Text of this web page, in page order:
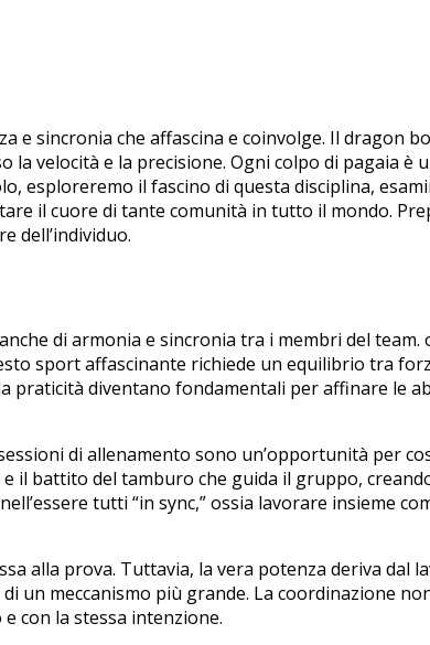
e ⁣sincronia che affascina⁢ e ⁤coinvolge.⁢ Il dragon
velocità e la⁣ precisione. Ogni colpo di pagaia è
esploreremo il fascino di questa disciplina,
il cuore di tante comunità⁤ in tutto ​il mondo.
dell’individuo.
di armonia e⁢ sincronia‍ tra i membri ⁤del
sport⁣ affascinante ⁤richiede un ​equilibrio tra
praticità ​diventano ​fondamentali per affinare le
di allenamento sono un’opportunità per
battito del tamburo che ​guida il gruppo,
tutti ​“in sync,” ossia lavorare‌ insieme
⁤alla prova. Tuttavia, ‌la vera potenza deriva dal‌
meccanismo più grande. ⁢La coordinazione
con ⁤la stessa intenzione.